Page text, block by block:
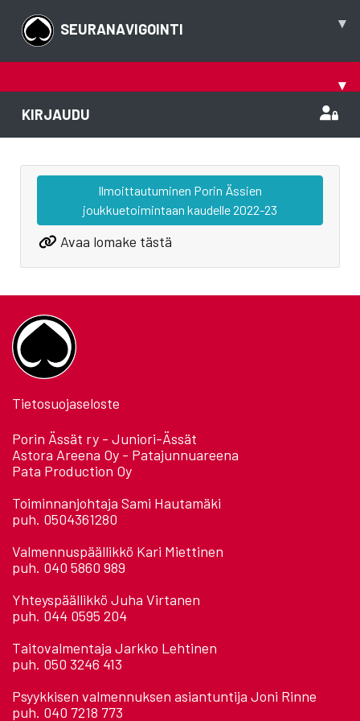
SEURANAVIGOINTI ▾
▾
KIRJAUDU
Ilmoittautuminen Porin Ässien
joukkuetoimintaan kaudelle 2022-23
Avaa lomake tästä
Tietosuojaseloste
Porin Ässät ry - Juniori-Ässät
Astora Areena Oy - Patajunnuareena
Pata Production Oy
Toiminnanjohtaja Sami Hautamäki
puh. 0504361280
Valmennuspäällikkö Kari Miettinen
puh. 040 5860 989
Yhteyspäällikkö Juha Virtanen
puh. 044 0595 204
Taitovalmentaja Jarkko Lehtinen
puh. 050 3246 413
Psyykkisen valmennuksen asiantuntija Joni Rinne
puh. 040 7218 773